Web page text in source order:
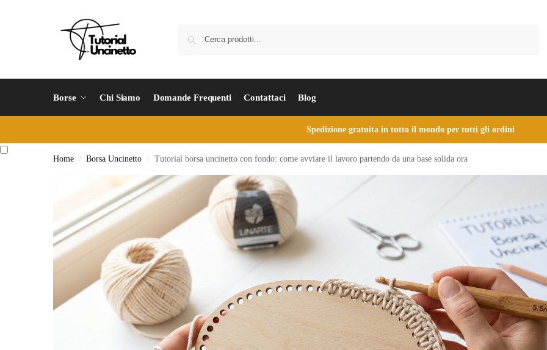
Borse Chi Siamo Domande Frequenti Contattaci Blog
Spedizione gratuita in tutto il mondo per tutti gli ordini
Home / Borsa Uncinetto / Tutorial borsa uncinetto con fondo: come avviare il lavoro partendo da una base solida ora